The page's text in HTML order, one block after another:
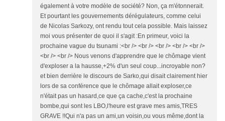
également à votre modèle de société? Non, ça m'étonnerait.
Et pourtant les gouvernements dérégulateurs, comme celui
de Nicolas Sarkozy, ont rendu tout cela possible. Mais laissez
moi vous présenter de quoi il s'agit :En primeur, voici la
prochaine vague du tsunami :<br /> <br /> <br /> <br /> <br />
<br /> <br /> Nous venons d'apprendre que le chômage vient
d'exploser a la hausse,+2% d'un seul coup...incroyable non?
et bien derrière le discours de Sarko,qui disait clairement hier
lors de sa conférence que le chômage allait exploser,ce
n'était pas un hasard,ce que ça cache,c'est la prochaine
bombe,qui sont les LBO,l'heure est grave mes amis,TRES
GRAVE !!Qui n'a pas un ami,un voisin,ou vous même,dont la